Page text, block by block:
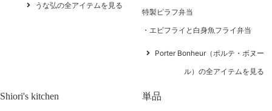
うな弘の全アイテムを見る
特製ピラフ弁当
エビフライと白身魚フライ弁当
Porter Bonheur（ポルテ・ボヌー
ル）の全アイテムを見る
Shiori's kitchen 単品